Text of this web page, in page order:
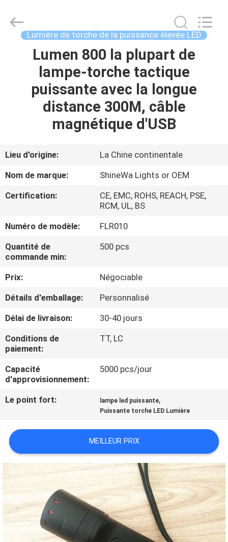
MAISON
PRODUITS
VIDÉOS
PROPOS
DE
NOUS
VISITE
L'USINE
CONTRÔLE
DE
LA
CONTACTER
NOUVELLES
LES
AFFAIRES
International
Trade
Lumière de torche de la puissance élevée LED
Lumen 800 la plupart de
lampe-torche tactique
puissante avec la longue
distance 300M, câble
magnétique d'USB
Lieu d'origine:
La Chine continentale
Nom de marque:
ShineWa Lights or OEM
Certification:
CE, EMC, ROHS, REACH, PSE,
RCM, UL, BS
Numéro de modèle:
FLR010
Quantité de
commande min:
500 pcs
Prix:
Négociable
Détails d'emballage:
Personnalisé
Délai de livraison:
30-40 jours
Conditions de
paiement:
TT, LC
Capacité
d'approvisionnement:
5000 pcs/jour
Le point fort: lampe led puissante,
Puissante torche LED Lumière
MEILLEUR PRIX